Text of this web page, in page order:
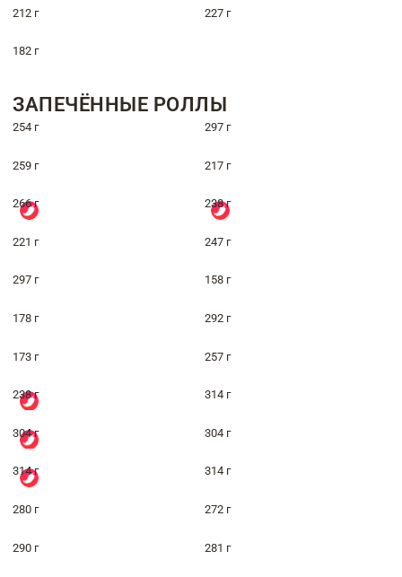
212 г 227 г
182 г
ЗАПЕЧЁННЫЕ РОЛЛЫ
254 г 297 г
259 г 217 г
266 г 238 г
221 г 247 г
297 г 158 г
178 г 292 г
173 г 257 г
238 г 314 г
304 г 304 г
314 г 314 г
280 г 272 г
290 г 281 г